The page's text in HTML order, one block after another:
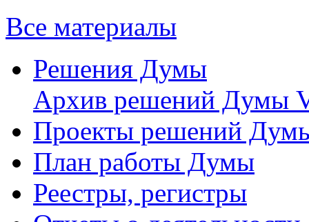
Все материалы
Решения Думы
Архив решений Думы
Проекты решений
План работы Думы
Реестры, регистры